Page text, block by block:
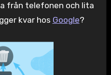
från telefonen och lita
kvar hos Google?